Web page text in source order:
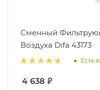
Сменный
Воздуха Difa 43173
Есть
4 638 ₽